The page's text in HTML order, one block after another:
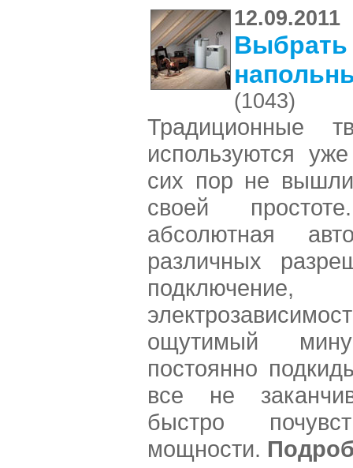
12.09.2011
Выбрать
(1043)
Традиционные
используются
сих пор не
своей
абсолютная
различных
ощутимый
постоянно
все не
быстро
мощности.